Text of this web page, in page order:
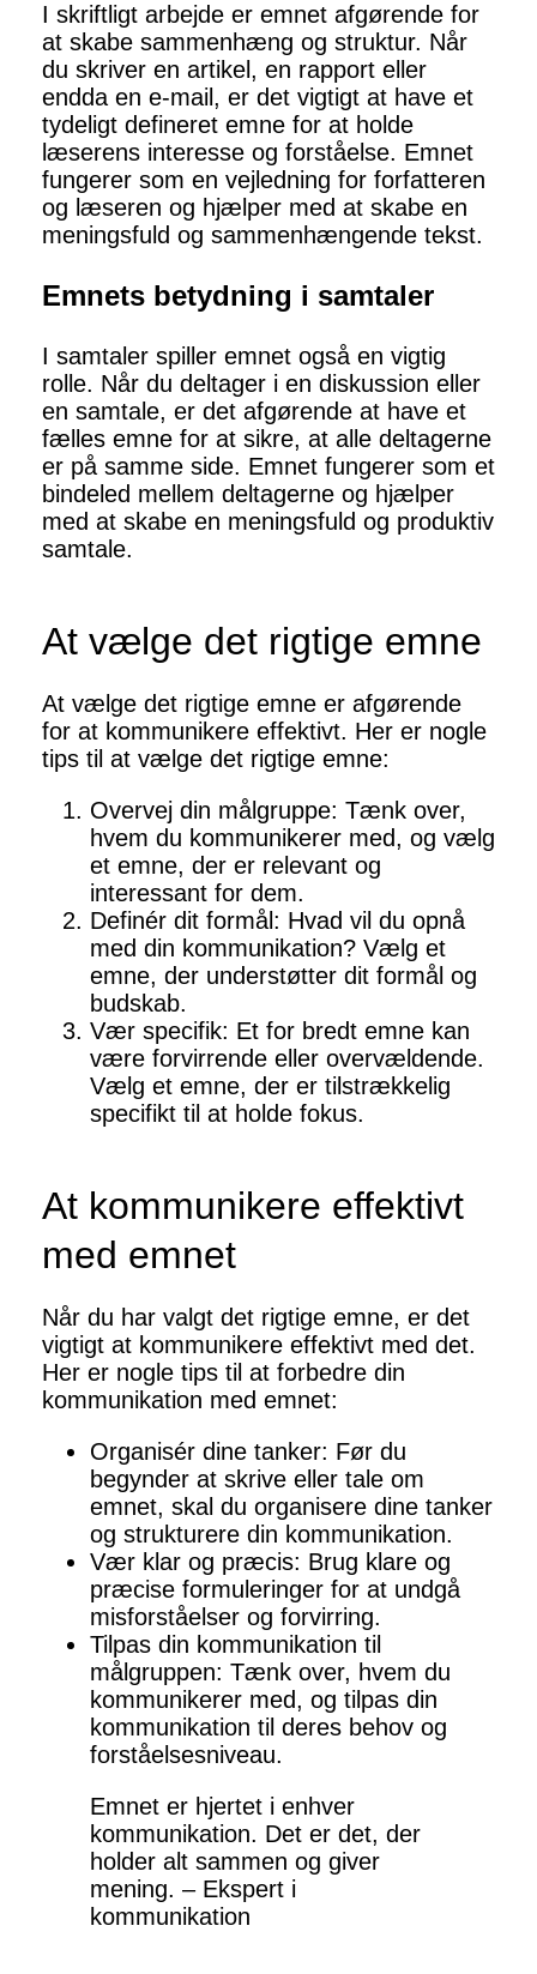
I skriftligt arbejde er emnet afgørende for
at skabe sammenhæng og struktur. Når
du skriver en artikel, en rapport eller
endda en e-mail, er det vigtigt at have et
tydeligt defineret emne for at holde
læserens interesse og forståelse. Emnet
fungerer som en vejledning for forfatteren
og læseren og hjælper med at skabe en
meningsfuld og sammenhængende tekst.
Emnets betydning i samtaler
I samtaler spiller emnet også en vigtig
rolle. Når du deltager i en diskussion eller
en samtale, er det afgørende at have et
fælles emne for at sikre, at alle deltagerne
er på samme side. Emnet fungerer som et
bindeled mellem deltagerne og hjælper
med at skabe en meningsfuld og produktiv
samtale.
At vælge det rigtige emne
At vælge det rigtige emne er afgørende
for at kommunikere effektivt. Her er nogle
tips til at vælge det rigtige emne:
Overvej din målgruppe: Tænk over,
hvem du kommunikerer med, og vælg
et emne, der er relevant og
interessant for dem.
Definér dit formål: Hvad vil du opnå
med din kommunikation? Vælg et
emne, der understøtter dit formål og
budskab.
Vær specifik: Et for bredt emne kan
være forvirrende eller overvældende.
Vælg et emne, der er tilstrækkelig
specifikt til at holde fokus.
At kommunikere effektivt
med emnet
Når du har valgt det rigtige emne, er det
vigtigt at kommunikere effektivt med det.
Her er nogle tips til at forbedre din
kommunikation med emnet:
Organisér dine tanker: Før du
begynder at skrive eller tale om
emnet, skal du organisere dine tanker
og strukturere din kommunikation.
Vær klar og præcis: Brug klare og
præcise formuleringer for at undgå
misforståelser og forvirring.
Tilpas din kommunikation til
målgruppen: Tænk over, hvem du
kommunikerer med, og tilpas din
kommunikation til deres behov og
forståelsesniveau.
Emnet er hjertet i enhver
kommunikation. Det er det, der
holder alt sammen og giver
mening. – Ekspert i
kommunikation